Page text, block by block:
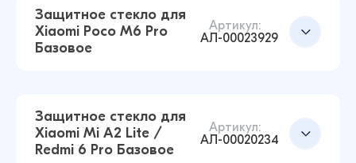
14 ₽16 ₽
14 ₽16 ₽
Защитное стекло для
Xiaomi Poco M6 Pro
Базовое
Артикул:
АЛ-00023929
Защитное стекло для
Xiaomi Mi A2 Lite /
Redmi 6 Pro Базовое
Артикул:
АЛ-00020234